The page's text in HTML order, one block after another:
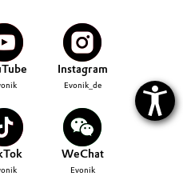
Instagram
Evonik_de
WeChat
Evonik